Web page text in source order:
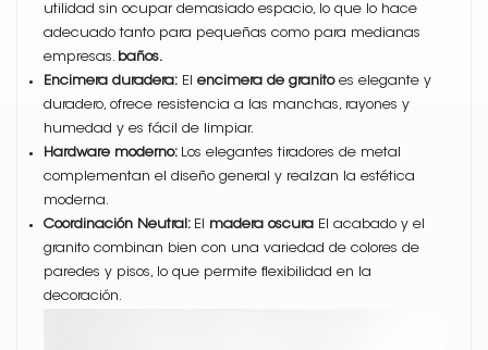
utilidad sin ocupar demasiado espacio, lo que lo hace
adecuado tanto para pequeñas como para medianas
empresas.
baños.
Encimera duradera: El encimera de granitoes elegante y
duradero, ofrece resistencia a las manchas, rayones y
humedad y es fácil de limpiar.
Hardware moderno:
Los elegantes tiradores de metal
complementan el diseño general y realzan la estética
moderna.
Coordinación Neutral: El madera oscura El acabado y el
granito combinan bien con una variedad de colores de
paredes y pisos, lo que permite flexibilidad en la
decoración.